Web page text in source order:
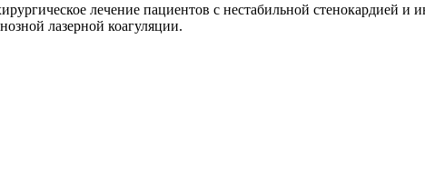
лечение пациентов с нестабильной стенокардией
лазерной коагуляции.